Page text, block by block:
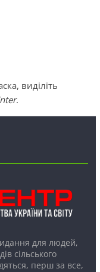
виділіть
.
для людей,
сільського
перш за все,